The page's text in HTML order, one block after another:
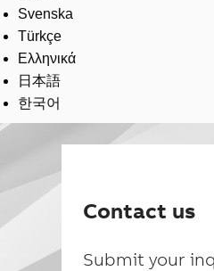
Svenska
Türkçe
Ελληνικά
日本語
한국어
Contact us
Submit your